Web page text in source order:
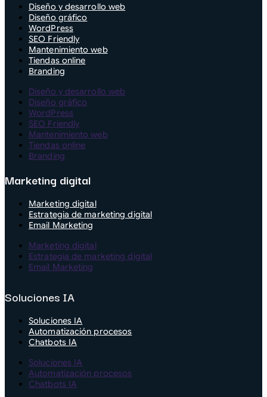
Diseño y desarrollo web
Diseño gráfico
WordPress
SEO Friendly
Mantenimiento web
Tiendas online
Branding
Diseño y desarrollo web
Diseño gráfico
WordPress
SEO Friendly
Mantenimiento web
Tiendas online
Branding
Marketing digital
Marketing digital
Estrategia de marketing digital
Email Marketing
Marketing digital
Estrategia de marketing digital
Email Marketing
Soluciones IA
Soluciones IA
Automatización procesos
Chatbots IA
Soluciones IA
Automatización procesos
Chatbots IA